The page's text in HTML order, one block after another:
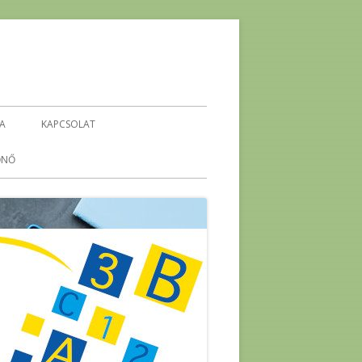
KEHOP-5.4.1-16-2016-00296
ENERGETIKA ÖKO-TÉMAHÉT
ENERGIA PROJEKTHÉT
KAPCSOLAT